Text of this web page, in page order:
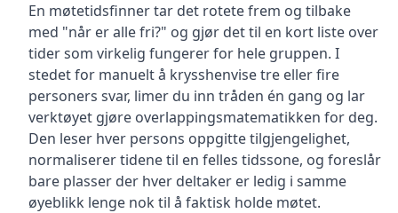
En møtetidsfinner tar det rotete frem og tilbake
med "når er alle fri?" og gjør det til en kort liste over
tider som virkelig fungerer for hele gruppen. I
stedet for manuelt å krysshenvise tre eller fire
personers svar, limer du inn tråden én gang og lar
verktøyet gjøre overlappingsmatematikken for deg.
Den leser hver persons oppgitte tilgjengelighet,
normaliserer tidene til en felles tidssone, og foreslår
bare plasser der hver deltaker er ledig i samme
øyeblikk lenge nok til å faktisk holde møtet.